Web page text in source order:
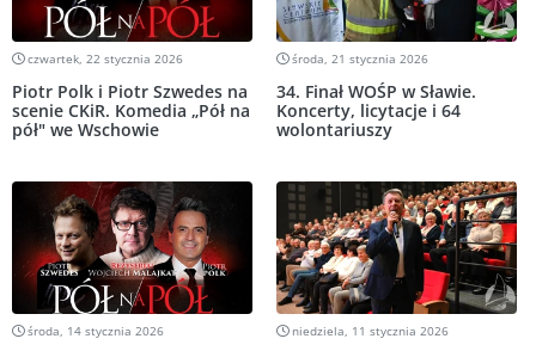
czwartek, 22 stycznia 2026
Piotr Polk i Piotr Szwedes na
scenie CKiR. Komedia „Pół na
pół" we Wschowie
środa, 21 stycznia 2026
34. Finał WOŚP w Sławie.
Koncerty, licytacje i 64
wolontariuszy
środa, 14 stycznia 2026 niedziela, 11 stycznia 2026